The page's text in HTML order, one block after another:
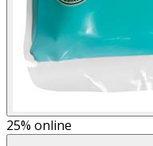
25% online